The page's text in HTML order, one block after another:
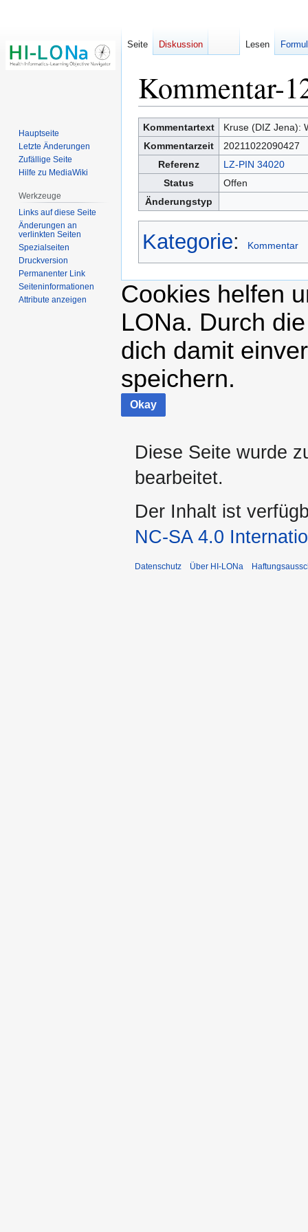
Kommentar-
Zur
Navigation
springen
Zur
Suche
springen
Kommentartext
Kruse (DIZ Jena):
Kommentarzeit
20211022090427
Referenz
LZ-PIN 34020
Status
Offen
Änderungstyp
Kategorie: Kommentar
Cookies helfen
LONa. Durch
dich damit
speichern.
Okay
Seite Diskussion Lesen
Hauptseite
Letzte Änderungen
Zufällige Seite
Hilfe zu MediaWiki
Werkzeuge
Links auf diese Seite
Änderungen an
verlinkten Seiten
Spezialseiten
Druckversion
Permanenter Link
Seiten­­informationen
Attribute anzeigen
Diese Seite wurde
bearbeitet.
Der Inhalt ist
NC-SA 4.0
Datenschutz Über HI-LONa